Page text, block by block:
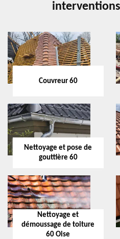
Couvreur 60
Nettoyage et pose de
gouttière 60
Nettoyage et
démoussage de toiture
60 Oise